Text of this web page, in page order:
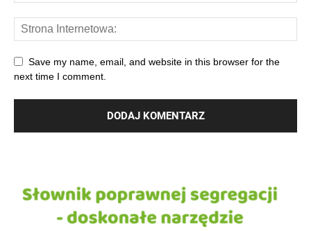
Save my name, email, and website in this browser for the
next time I comment.